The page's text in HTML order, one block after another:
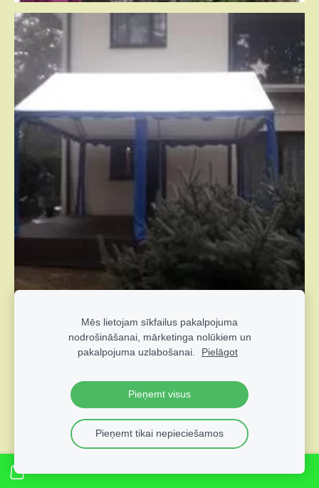
Mēs lietojam sīkfailus pakalpojuma
nodrošināšanai, mārketinga nolūkiem un
pakalpojuma uzlabošanai.
Pielāgot
Pieņemt visus
Pieņemt tikai nepieciešamos